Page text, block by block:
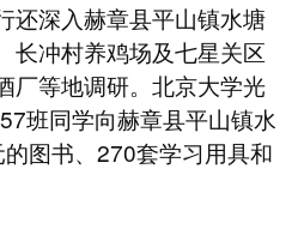
还深入赫章县平山镇水塘
长冲村养鸡场及七星关区
厂等地调研。北京大学光
班同学向赫章县平山镇水
图书、270套学习用具和